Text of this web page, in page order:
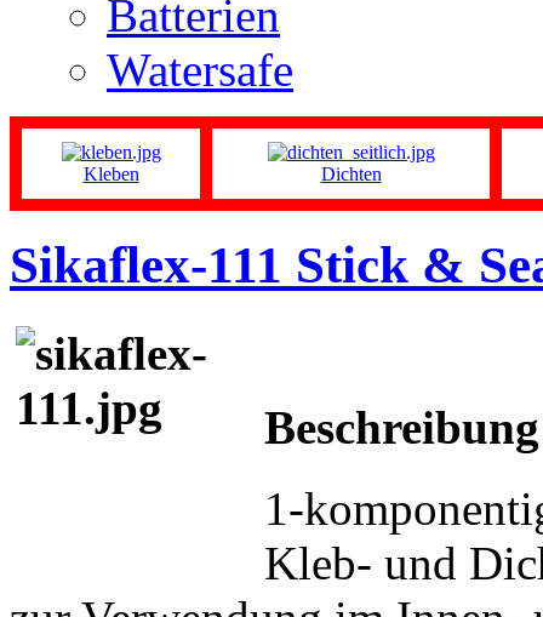
Batterien
Watersafe
Kleben Dichten
Sikaflex-111 Stick &
Beschreibung
1-
Kleb- und